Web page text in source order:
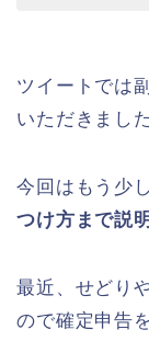
ツイートでは
いただきまし
今回はもう少
つけ方まで説明
最近、せどり
ので確定申告